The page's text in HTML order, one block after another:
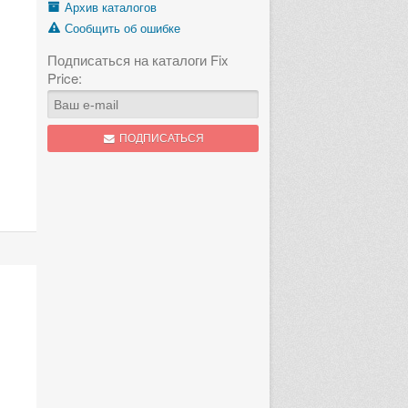
Архив каталогов
Сообщить об ошибке
Подписаться на каталоги Fix
Price:
ПОДПИСАТЬСЯ